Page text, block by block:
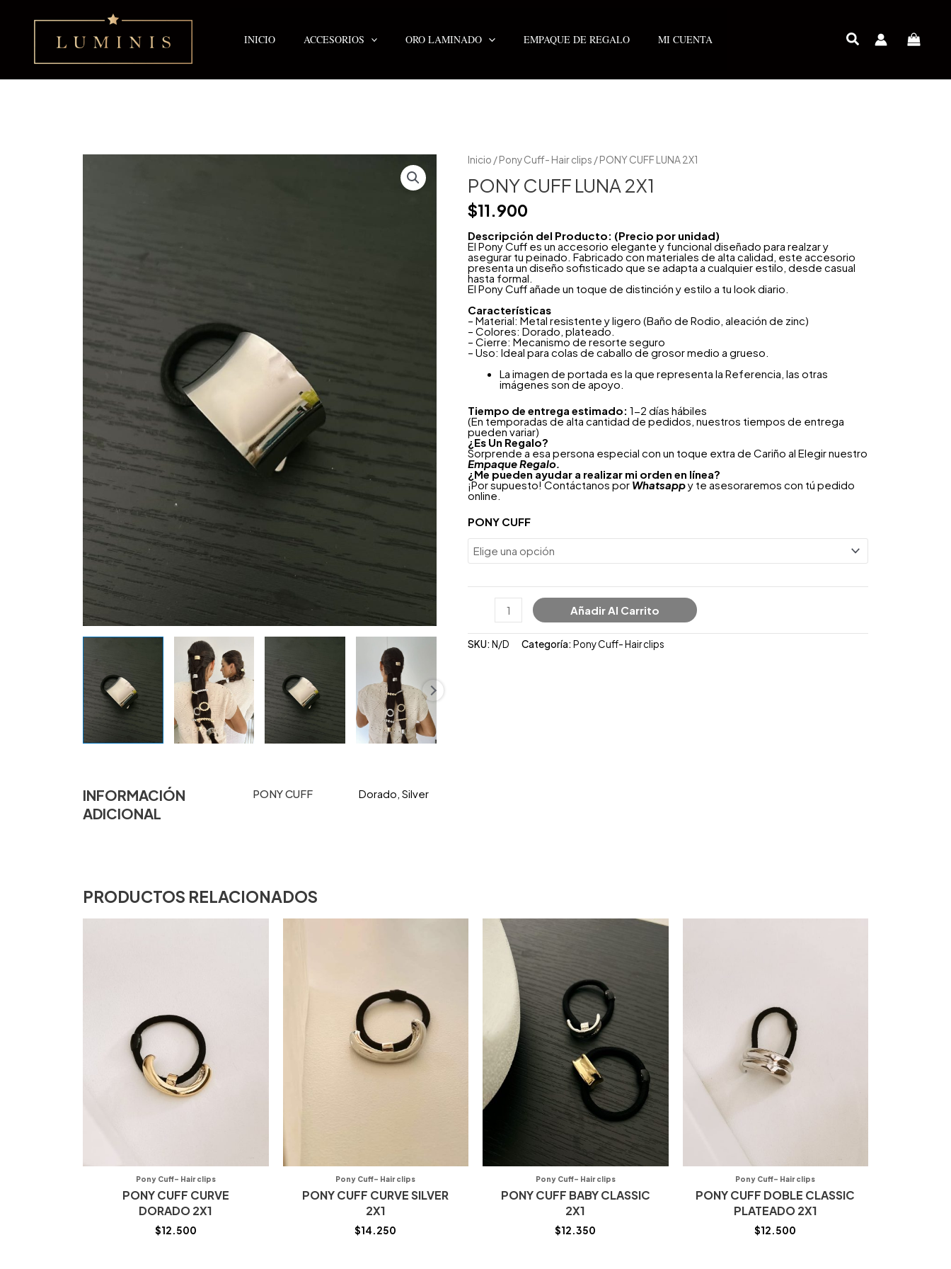
contenido
INICIO
ACCESORIOS ORO LAMINADO EMPAQUE DE REGALO MI CUENTA
Inicio /Pony Cuff- Hair clips / PONY CUFF LUNA 2X1
PONY CUFF LUNA 2X1
$11.900
Descripción del Producto: (Precio por unidad)
El Pony Cuff es un accesorio elegante y funcional diseñado para realzar y
asegurar tu peinado. Fabricado con materiales de alta calidad, este accesorio
presenta un diseño sofisticado que se adapta a cualquier estilo, desde casual
hasta formal.
El Pony Cuff añade un toque de distinción y estilo a tu look diario.
Características
– Material: Metal resistente y ligero (Baño de Rodio, aleación de zinc)
– Colores: Dorado, plateado.
– Cierre: Mecanismo de resorte seguro
– Uso: Ideal para colas de caballo de grosor medio a grueso.
La imagen de portada es la que representa la Referencia, las otras
imágenes son de apoyo.
Tiempo de entrega estimado: 1-2 días hábiles
(En temporadas de alta cantidad de pedidos, nuestros tiempos de entrega
pueden variar)
¿ Es Un Regalo?
Sorprende a esa persona especial con un toque extra de Cariño al Elegir nuestro
Empaque Regalo.
¿Me pueden ayudar a realizar mi orden en línea?
¡Por supuesto! Contáctanos por Whatsappy te asesoraremos con tú pedido
online.
PONY CUFF
PONY
CUFF
LUNA
2X1
cantidad
Añadir Al Carrito
SKU: N/D Categoría: Pony Cuff- Hair clips
INFORMACIÓN
ADICIONAL
PONY CUFF Dorado, Silver
PRODUCTOS RELACIONADOS
Pony Cuff- Hair clips
PONY CUFF CURVE
DORADO 2X1
$12.500
Pony Cuff- Hair clips
PONY CUFF CURVE SILVER
2X1
$14.250
Pony Cuff- Hair clips
PONY CUFF BABY CLASSIC
2X1
$12.350
Pony Cuff- Hair clips
PONY CUFF DOBLE CLASSIC
PLATEADO 2X1
$12.500